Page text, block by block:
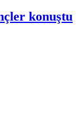
konuştu